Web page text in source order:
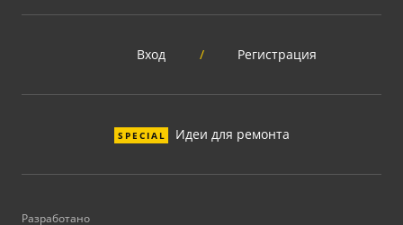
Вход / Регистрация
SPECIAL Идеи для ремонта
Разработано